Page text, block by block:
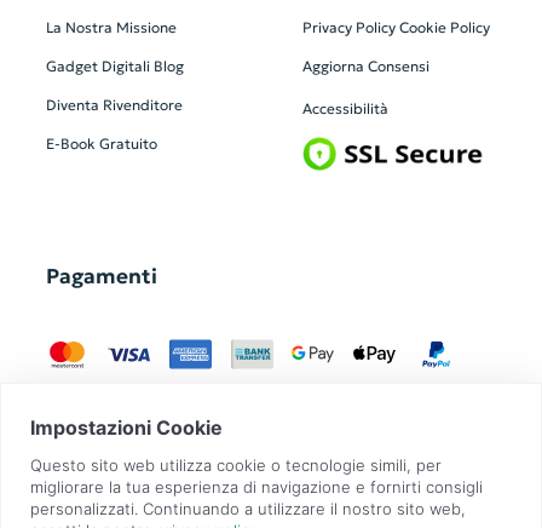
La Nostra Missione
Gadget Digitali Blog
Diventa Rivenditore
E-Book Gratuito
Privacy Policy Cookie Policy
Aggiorna Consensi
Accessibilità
Pagamenti
GadgetZilla è un Brand di Overbi S.r.l.| realizzato con Contit
| © 2026 Tutti
i diritti riservati | P.IVA: 09351560967